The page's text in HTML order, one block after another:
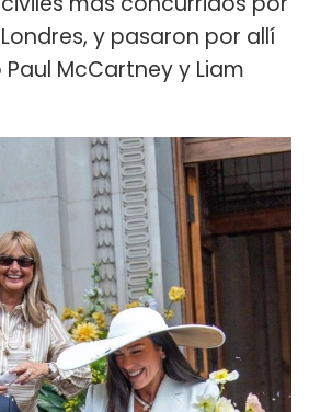
y pasaron por allí
McCartney y Liam